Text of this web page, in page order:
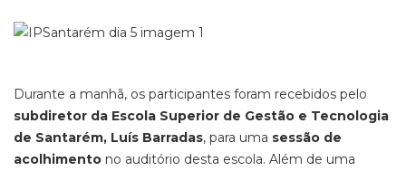
Durante a manhã, os participantes foram recebidos pelo
subdiretor da Escola Superior de Gestão e Tecnologia
de Santarém, Luís Barradas, para uma sessão de
acolhimento no auditório desta escola. Além de uma